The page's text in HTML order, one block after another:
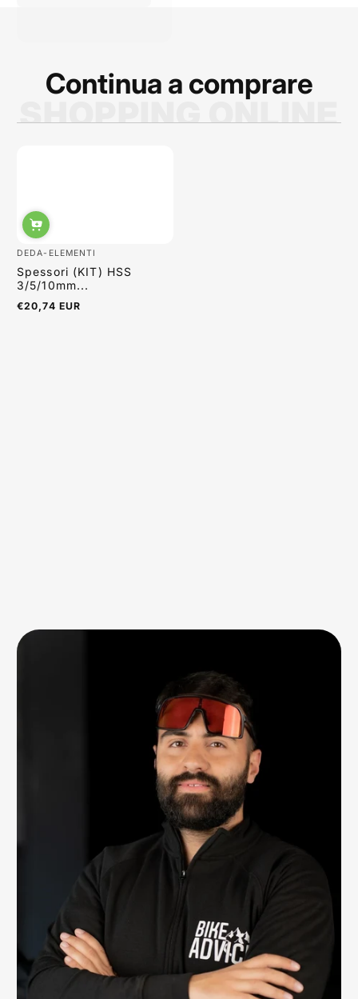
Continua a comprare
SHOPPING ONLINE
DEDA-ELEMENTI
Spessori (KIT) HSS
3/5/10mm...
Regulärer
€20,74 EUR